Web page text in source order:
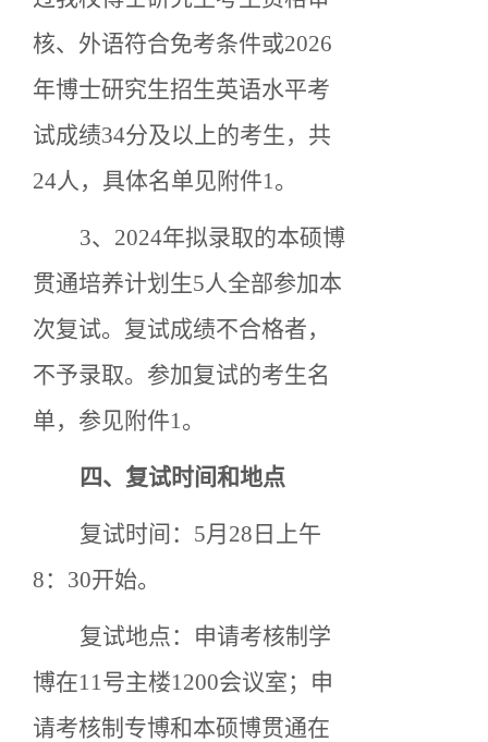
核、外语符合免考条件或2026
年博士研究生招生英语水平考
试成绩34分及以上的考生，共
24人，具体名单见附件1。
3、 2024年拟录取的本硕博
贯通培养计划生5人全部参加本
次复试。 复试成绩不合格者，
不予录取。 参加复试的考生名
单，参见附件1。
四、 复试时间和地点
复试时间： 5月 28 日
上午
8： 30开始。
复试地点：申请考核制学
博在11号主楼1200会议室；申
请考核制专博和本硕博贯通在